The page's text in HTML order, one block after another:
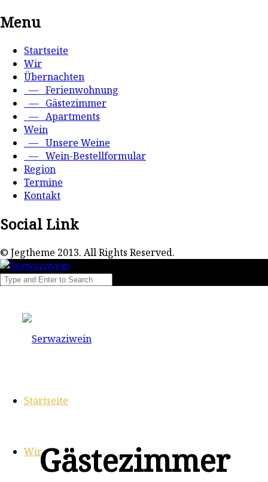
Menu
Startseite
Wir
Übernachten
— Ferienwohnung
— Gästezimmer
— Apartments
Wein
— Unsere Weine
— Wein-Bestellformular
Region
Termine
Kontakt
Social Link
© Jegtheme 2013. All Rights Reserved.
Startseite
WirGästezimmer